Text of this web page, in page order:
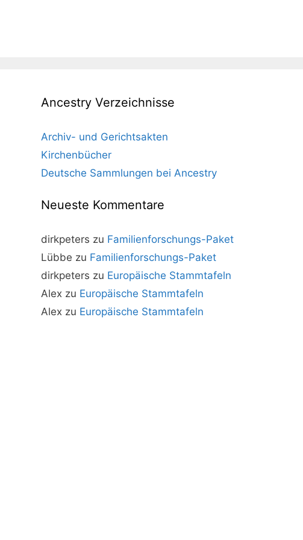
Ancestry Verzeichnisse
Archiv- und Gerichtsakten
Kirchenbücher
Deutsche Sammlungen bei Ancestry
Neueste Kommentare
dirkpeters zu Familienforschungs-Paket
Lübbe zu Familienforschungs-Paket
dirkpeters zu Europäische Stammtafeln
Alex zu Europäische Stammtafeln
Alex zu Europäische Stammtafeln